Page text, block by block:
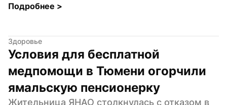
Подробнее >
Здоровье
Условия для бесплатной
медпомощи в Тюмени огорчили
ямальскую пенсионерку
Жительница ЯНАО столкнулась с отказом в